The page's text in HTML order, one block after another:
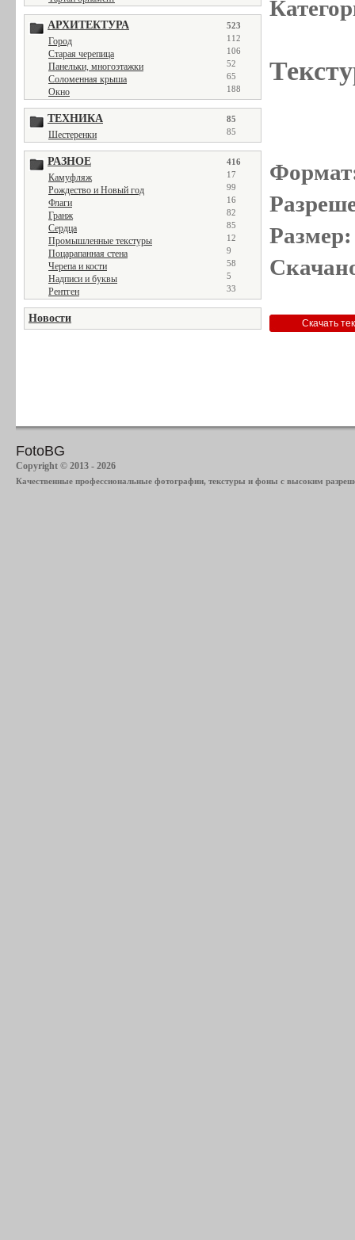
АРХИТЕКТУРА 523
Город 112
Старая черепица 106
Панельки, многоэтажки 52
Соломенная крыша 65
Окно 188
ТЕХНИКА 85
Шестеренки 85
РАЗНОЕ 416
Камуфляж 17
Рождество и Новый год 99
Флаги 16
Гранж 82
Сердца 85
Промышленные текстуры 12
Поцарапанная стена 9
Черепа и кости 58
Надписи и буквы 5
Рентген 33
Новости
FotoBG
Copyright © 2013 - 2026
Качественные профессиональные фотографии, текстуры и фоны с высоким